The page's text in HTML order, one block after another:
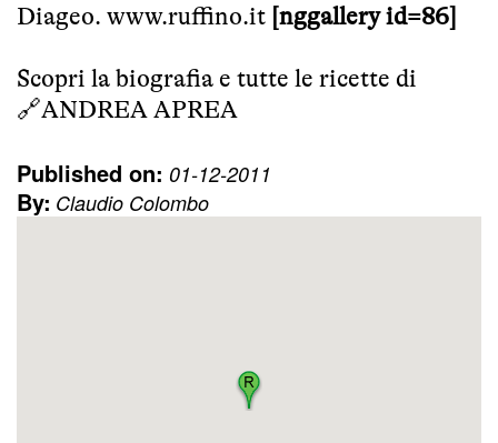
Diageo. www.ruffino.it [nggallery id=86]
Scopri la biografia e tutte le ricette di
🔗ANDREA APREA
Published on: 01-12-2011
By: Claudio Colombo